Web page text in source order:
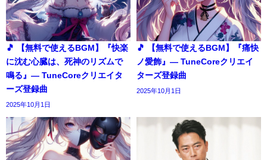
🎵 【無料で使えるBGM】『快楽
に沈む心臓は、死神のリズムで
鳴る』― TuneCoreクリエイタ
ーズ登録曲
2025年10月1日
🎵 【無料で使えるBGM】『痛快
ノ愛飾』― TuneCoreクリエイ
ターズ登録曲
2025年10月1日